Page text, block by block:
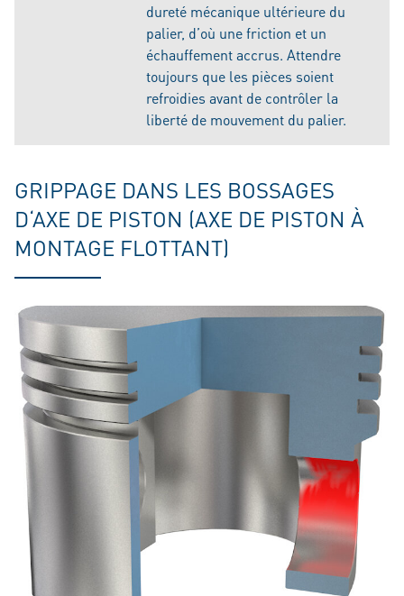
dureté mécanique ultérieure du
palier, d’où une friction et un
échauffement accrus. Attendre
toujours que les pièces soient
refroidies avant de contrôler la
liberté de mouvement du palier.
GRIPPAGE DANS LES BOSSAGES
D‘AXE DE PISTON (AXE DE PISTON À
MONTAGE FLOTTANT)